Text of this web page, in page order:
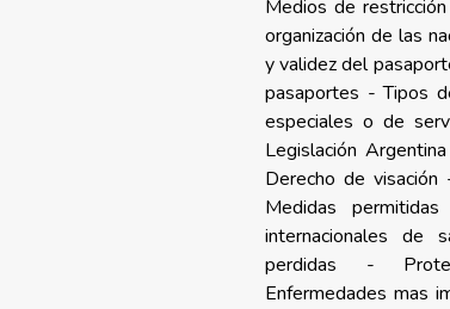
Medios de
organización de las
y validez del
pasaportes - Tipos
especiales o de
Legislación
Derecho de
Medidas
internacionales de
perdidas -
Enfermedades mas